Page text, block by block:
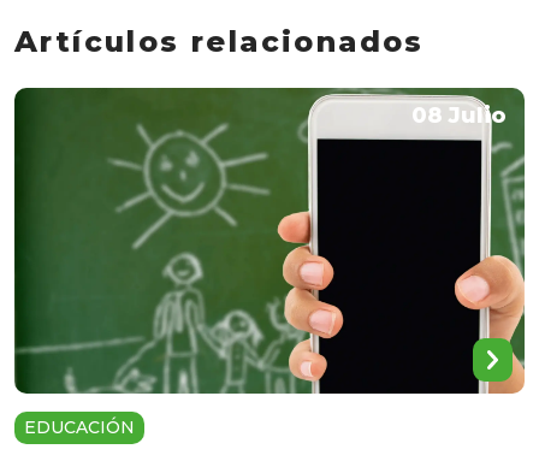
Artículos relacionados
08 Julio
EDUCACIÓN